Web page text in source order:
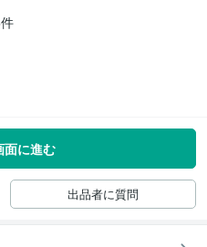
件
面に進む
出品者に質問